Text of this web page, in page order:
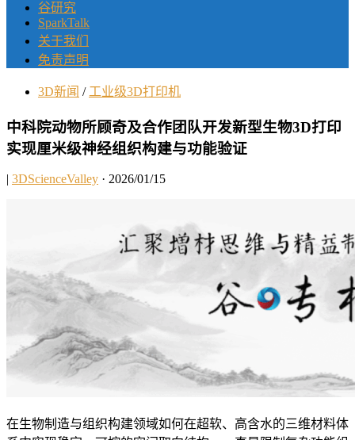
谷研究
SparkTalk
关于我们
免责声明
3D新闻 / 工业级3D打印机
中科院动物所顾奇及合作团队开发新型生物3D打印
实现厘米级神经组织构建与功能验证
| 3DScienceValley · 2026/01/15
在生物制造与组织构建领域如何在超软、高含水的三维材料体